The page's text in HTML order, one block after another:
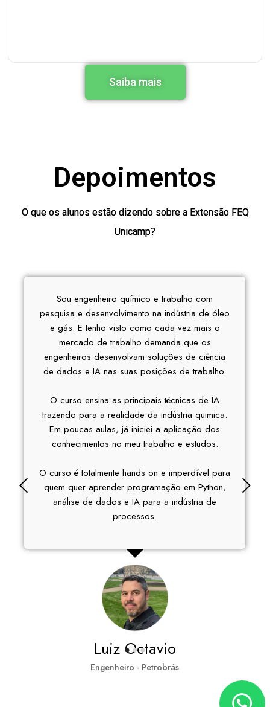
Saiba mais
Depoimentos
O que os alunos estão dizendo sobre a Extensão FEQ
Unicamp?
Luiz Octavio
Engenheiro - Petrobrás
Sou engenheiro químico e trabalho com
pesquisa e desenvolvimento na indústria de óleo
e gás. E tenho visto como cada vez mais o
mercado de trabalho demanda que os
engenheiros desenvolvam soluções de ciência
de dados e IA nas suas posições de trabalho.
O curso ensina as principais técnicas de IA
trazendo para a realidade da indústria quimica.
Em poucas aulas, já iniciei a aplicação dos
conhecimentos no meu trabalho e estudos.
O curso é totalmente hands on e imperdível para
quem quer aprender programação em Python,
análise de dados e IA para a indústria de
processos.